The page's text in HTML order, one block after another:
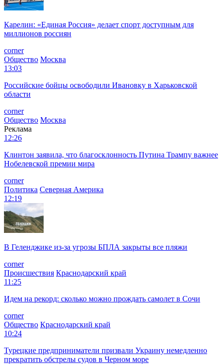
Карелин: «Единая Россия» делает спорт доступным для
миллионов россиян
corner
Общество Москва
13:03
Российские бойцы освободили Ивановку в Харьковской
области
corner
Общество Москва
Реклама
12:26
Клинтон заявила, что благосклонность Путина Трампу важнее
Нобелевской премии мира
corner
Политика Северная Америка
12:19
В Геленджике из-за угрозы БПЛА закрыты все пляжи
corner
Происшествия Краснодарский край
11:25
Идем на рекорд: сколько можно прождать самолет в Сочи
corner
Общество Краснодарский край
10:24
Турецкие предприниматели призвали Украину немедленно
прекратить обстрелы судов в Черном море